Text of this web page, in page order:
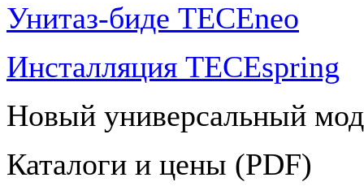
Унитаз-биде TECEneo
Инсталляция TECEspring
Новый универсальный
Каталоги и цены (PDF)